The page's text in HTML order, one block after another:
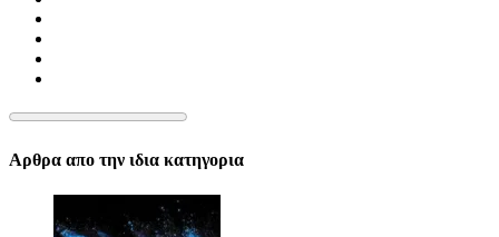
Αρθρα απο την ιδια κατηγορια